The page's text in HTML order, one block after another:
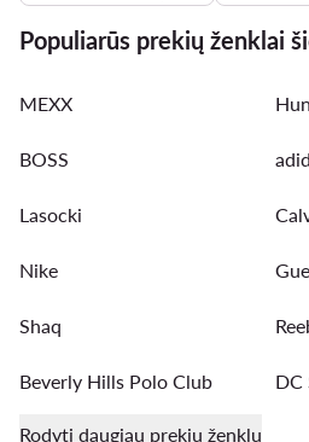
Populiarūs prekių ženklai
MEXX
BOSS
Lasocki
Nike
Shaq
Beverly Hills Polo Club DC
Rodyti daugiau prekių ženklų